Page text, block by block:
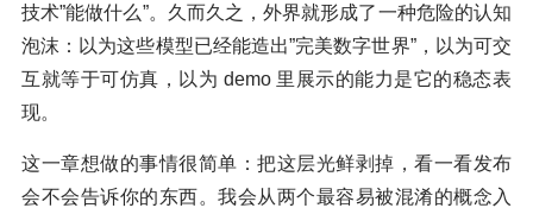
技术”能做什么”。久而久之，外界就形成了一种危险的认知
泡沫：以为这些模型已经能造出”完美数字世界”，以为可交
互就等于可仿真，以为 demo 里展示的能力是它的稳态表
现。
这一章想做的事情很简单：把这层光鲜剥掉，看一看发布
会不会告诉你的东西。我会从两个最容易被混淆的概念入